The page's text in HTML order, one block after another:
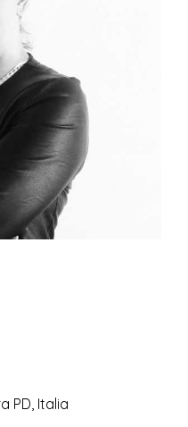
PD, Italia